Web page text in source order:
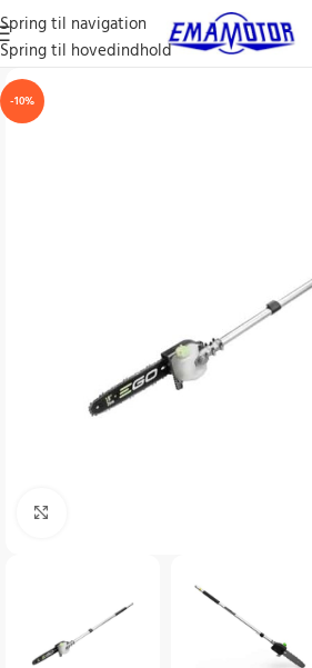
Spring til navigation
Spring til hovedindhold
-10%